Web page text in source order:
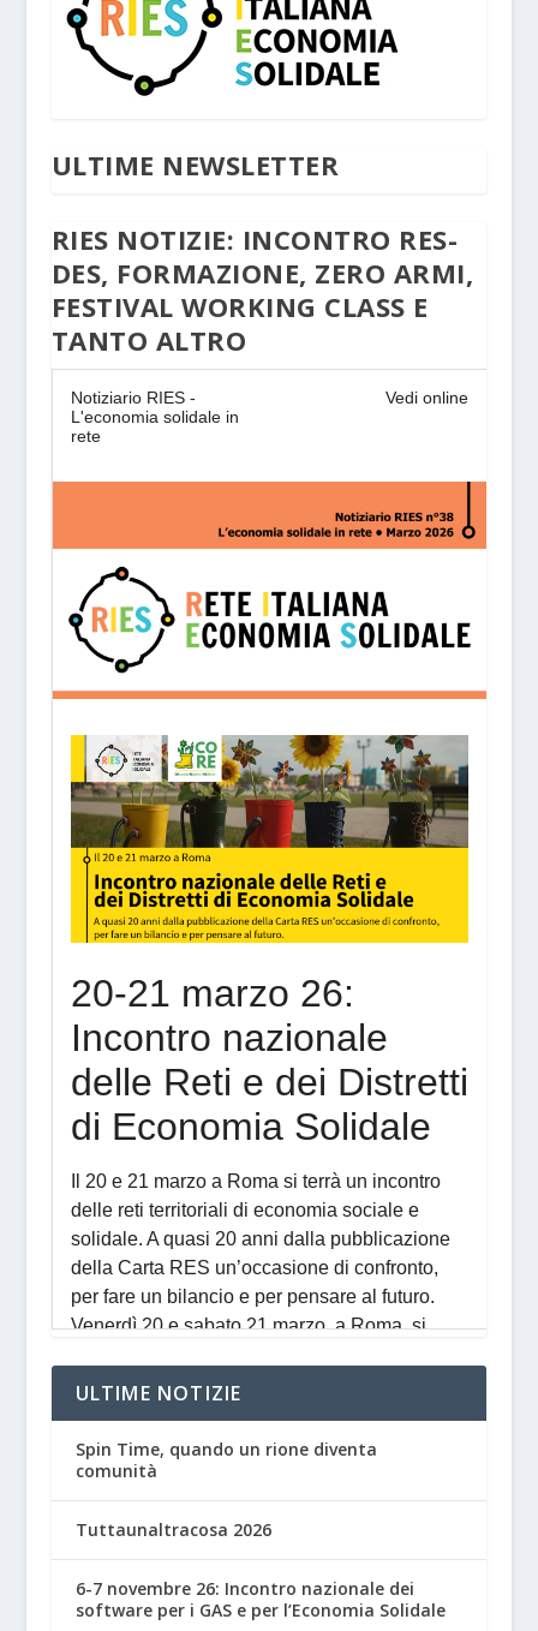
ULTIME NEWSLETTER
RIES NOTIZIE: INCONTRO RES-
DES, FORMAZIONE, ZERO ARMI,
FESTIVAL WORKING CLASS E
TANTO ALTRO
ULTIME NOTIZIE
Spin Time, quando un rione diventa
comunità
Tuttaunaltracosa 2026
6-7 novembre 26: Incontro nazionale dei
software per i GAS e per l’Economia Solidale